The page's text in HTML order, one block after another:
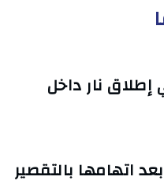
نار داخل
اتهامها بالتقصير